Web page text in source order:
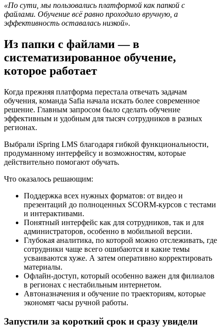
«По сути, мы пользовались платформой как папкой с
файлами. Обучение всё равно проходило вручную, а
эффективность оставалась низкой».
Из папки с файлами — в
систематизированное обучение,
которое работает
Когда прежняя платформа перестала отвечать задачам
обучения, команда Safia начала искать более современное
решение. Главным запросом было сделать обучение
эффективным и удобным для тысяч сотрудников в разных
регионах.
Выбрали iSpring LMS благодаря гибкой функциональности,
продуманному интерфейсу и возможностям, которые
действительно помогают обучать.
Что оказалось решающим:
Поддержка всех нужных форматов: от видео и
презентаций до полноценных SCORM-курсов с тестами
и интерактивами.
Понятный интерфейс как для сотрудников, так и для
администраторов, особенно в мобильной версии.
Глубокая аналитика, по которой можно отслеживать, где
сотрудники чаще всего ошибаются и какие темы
усваиваются хуже. А затем оперативно корректировать
материалы.
Офлайн-доступ, который особенно важен для филиалов
в регионах с нестабильным интернетом.
Автоназначения и обучение по траекториям, которые
экономят часы ручной работы.
Запустили за короткий срок и сразу увидели